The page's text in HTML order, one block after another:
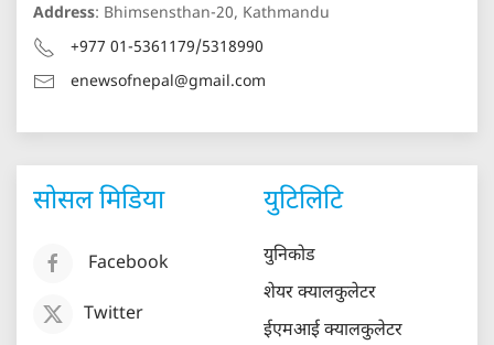
Address: Bhimsensthan-20, Kathmandu
+977 01-5361179/5318990
enewsofnepal@gmail.com
सोसल मिडिया
Facebook
Twitter
युटिलिटि
युनिकोड
शेयर क्यालकुलेटर
ईएमआई क्यालकुलेटर